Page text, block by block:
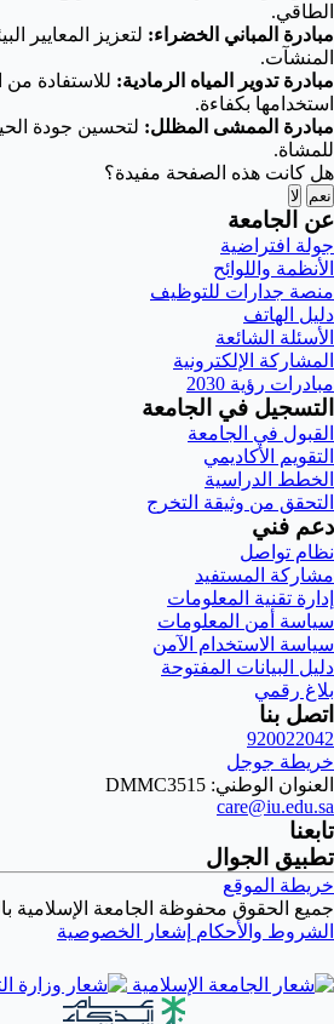
الطاقي.
مبادرة المباني الخضراء: لتعزيز المعايير
المنشآت.
مبادرة تدوير المياه الرمادية: للاستفادة من
استخدامها بكفاءة.
مبادرة الممشى المظلل: لتحسين جودة
للمشاة.
هل كانت هذه الصفحة مفيدة؟
نعم لا
عن الجامعة
جولة افتراضية
الأنظمة واللوائح
منصة جدارات للتوظيف
دليل الهاتف
الأسئلة الشائعة
المشاركة الإلكترونية
مبادرات رؤية 2030
التسجيل في الجامعة
القبول في الجامعة
التقويم الأكاديمي
الخطط الدراسية
التحقق من وثيقة التخرج
دعم فني
نظام تواصل
مشاركة المستفيد
إدارة تقنية المعلومات
سياسة أمن المعلومات
سياسة الاستخدام الآمن
دليل البيانات المفتوحة
بلاغ رقمي
اتصل بنا
920022042
خريطة جوجل
العنوان الوطني: DMMC3515
care@iu.edu.sa
تابعنا
تطبيق الجوال
خريطة الموقع
جميع الحقوق محفوظة الجامعة الإسلامية
الشروط والأحكام إشعار الخصوصية